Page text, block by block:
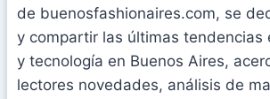
de buenosfashionaires.com, se
y compartir las últimas tendencias
y tecnología en Buenos Aires,
lectores novedades, análisis de